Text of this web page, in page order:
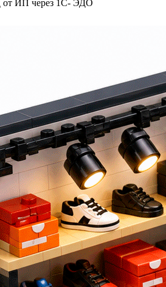
ИП через 1С- ЭДО